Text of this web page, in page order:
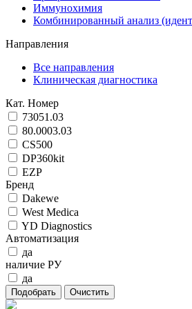
Иммунохимия
Комбинированный анализ
Направления
Все направления
Клиническая диагностика
Кат. Номер
73051.03
80.0003.03
CS500
DP360kit
EZP
Бренд
Dakewe
West Medica
YD Diagnostics
Автоматизация
да
наличие РУ
да